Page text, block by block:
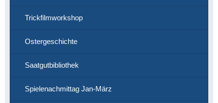
Trickfilmworkshop
Ostergeschichte
Saatgutbibliothek
Spielenachmittag Jan-März